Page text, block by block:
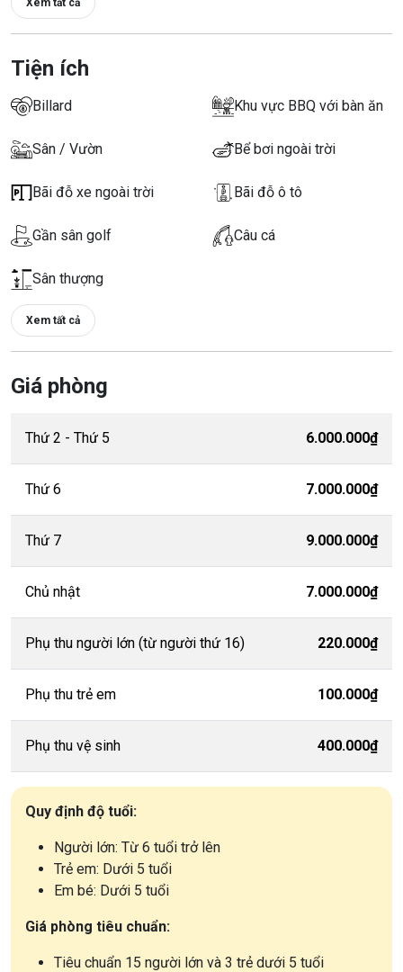
Xem tất cả
Tiện ích
Billard Khu vực BBQ với bàn ăn
Sân / Vườn Bể bơi ngoài trời
Bãi đỗ xe ngoài trời Bãi đỗ ô tô
Gần sân golf Câu cá
Sân thượng
Xem tất cả
Giá phòng
Thứ 2 - Thứ 5 6.000.000₫
Thứ 6 7.000.000₫
Thứ 7 9.000.000₫
Chủ nhật 7.000.000₫
Phụ thu người lớn (từ người thứ 16) 220.000₫
Phụ thu trẻ em 100.000₫
Phụ thu vệ sinh 400.000₫
Quy định độ tuổi:
Người lớn: Từ 6 tuổi trở lên
Trẻ em: Dưới 5 tuổi
Em bé: Dưới 5 tuổi
Giá phòng tiêu chuẩn:
Tiêu chuẩn 15 người lớn và 3 trẻ dưới 5 tuổi